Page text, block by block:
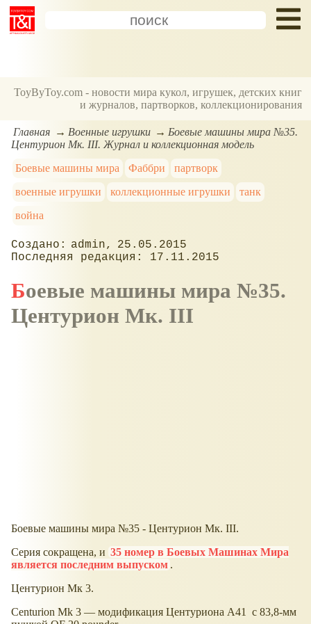
ToyByToy.com - новости мира кукол, игрушек, детских книг
и журналов, партворков, коллекционирования
Главная Военные игрушки
Боевые машины мира №35.
Центурион Мк. III. Журнал и коллекционная модель
Боевые машины мира
Фаббри
партворк
военные игрушки
коллекционные игрушки
танк
война
admin
25.05.2015
17.11.2015
Боевые машины мира №35.
Центурион Мк. III
Боевые машины мира №35 - Центурион Мк. III.
Серия сокращена, и 35 номер в Боевых Машинах Мира
является последним выпуском .
Центурион Мк 3.
Centurion Mk 3 — модификация Центуриона A41 с 83,8-мм